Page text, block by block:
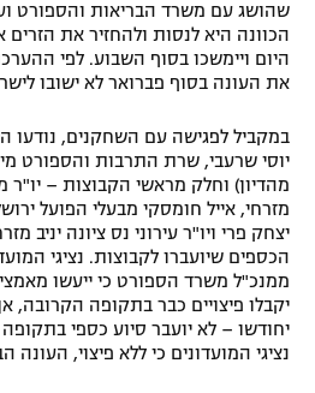
שהושג עם משרד הבריאות והספורט
הכוונה היא לנסות ולהחזיר את
היום ויימשכו בסוף השבוע. לפי
את העונה בסוף פברואר לא ישובו
במקביל לפגישה עם השחקנים, נודעו
יוסי שרעבי, שרת התרבות והספורט
מהדיון) וחלק מראשי הקבוצות – יו"ר
מזרחי, אייל חומסקי מבעלי הפועל
יצחק פרי ויו"ר עירוני נס ציונה יניב
הכספים שיועברו לקבוצות. נציגי
ממנכ"ל משרד הספורט כי ייעשו
יקבלו פיצויים כבר בתקופה
יחודשו – לא יועבר סיוע כספי
נציגי המועדונים כי ללא פיצוי,